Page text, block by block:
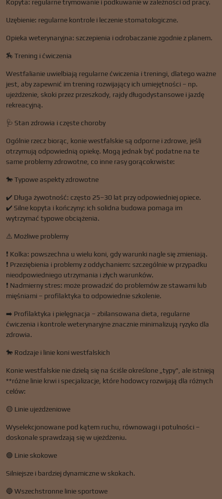
Kopyta: regularne trymowanie i podkuwanie w zależności od pracy.
Uzębienie: regularne kontrole i leczenie stomatologiczne.
Opieka weterynaryjna: szczepienia i odrobaczanie zgodnie z planem.
🏇 Trening i ćwiczenia
Westfalianie uwielbiają regularne ćwiczenia i treningi, dlatego ważne
jest, aby zapewnić im trening rozwijający ich umiejętności – np.
ujeżdżenie, skoki przez przeszkody, rajdy długodystansowe i jazdę
rekreacyjną.
🩺 Stan zdrowia i częste choroby
Ogólnie rzecz biorąc, konie westfalskie są odporne i zdrowe, jeśli
otrzymują odpowiednią opiekę. Mogą jednak być podatne na te
same problemy zdrowotne, co inne rasy gorącokrwiste:
🐎 Typowe aspekty zdrowotne
✔️ Długa żywotność: często 25–30 lat przy odpowiedniej opiece.
✔️ Silne kopyta i kończyny: ich solidna budowa pomaga im
wytrzymać typowe obciążenia.
⚠️ Możliwe problemy
❗ Kolka: powszechna u wielu koni, gdy warunki nagle się zmieniają.
❗ Przeziębienia i problemy z oddychaniem: szczególnie w przypadku
nieodpowiedniego utrzymania i złych warunków.
❗ Nadmierny stres: może prowadzić do problemów ze stawami lub
mięśniami – profilaktyka to odpowiednie szkolenie.
➡️ Profilaktyka i pielęgnacja – zbilansowana dieta, regularne
ćwiczenia i kontrole weterynaryjne znacznie minimalizują ryzyko dla
zdrowia.
🐎 Rodzaje i linie koni westfalskich
Konie westfalskie nie dzielą się na ściśle określone „typy", ale istnieją
**różne linie krwi i specjalizacje, które hodowcy rozwijają dla różnych
celów:
🟡 Linie ujeżdżeniowe
Wyselekcjonowane pod kątem ruchu, równowagi i potulności –
doskonale sprawdzają się w ujeżdżeniu.
🟢 Linie skokowe
Silniejsze i bardziej dynamiczne w skokach.
🔵 Wszechstronne linie sportowe